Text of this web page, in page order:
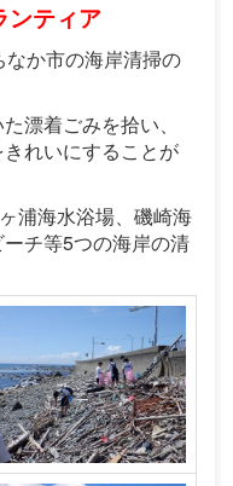
ティア
か市の海岸清掃の
漂着ごみを拾い、
れいにすることが
浦海水浴場、磯崎海
チ等5つの海岸の清